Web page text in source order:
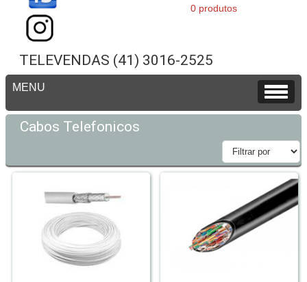
0 produtos
TELEVENDAS (41) 3016-2525
Cabos Telefonicos